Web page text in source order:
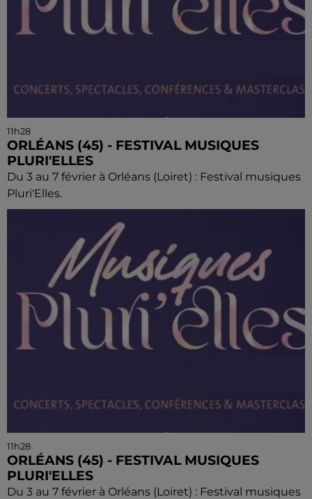
11h28
ORLÉANS (45) - FESTIVAL MUSIQUES
PLURI'ELLES
Du 3 au 7 février à Orléans (Loiret) : Festival musiques
Pluri'Elles.
11h28
ORLÉANS (45) - FESTIVAL MUSIQUES
PLURI'ELLES
Du 3 au 7 février à Orléans (Loiret) : Festival musiques